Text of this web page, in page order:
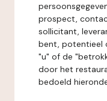
prospect,
sollicitant,
bent, potentieel
"u" of de
door het
bedoeld